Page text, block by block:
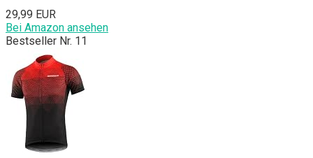
29,99 EUR
Bei Amazon ansehen
Bestseller Nr. 11